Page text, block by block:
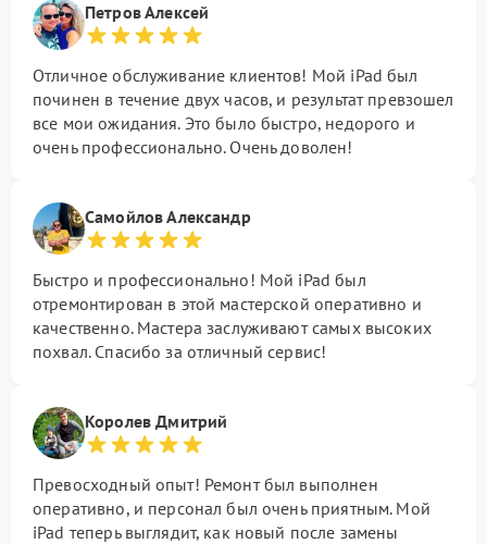
Петров Алексей
Отличное обслуживание клиентов! Мой iPad был
починен в течение двух часов, и результат превзошел
все мои ожидания. Это было быстро, недорого и
очень профессионально. Очень доволен!
Самойлов Александр
Быстро и профессионально! Мой iPad был
отремонтирован в этой мастерской оперативно и
качественно. Мастера заслуживают самых высоких
похвал. Спасибо за отличный сервис!
Королев Дмитрий
Превосходный опыт! Ремонт был выполнен
оперативно, и персонал был очень приятным. Мой
iPad теперь выглядит, как новый после замены